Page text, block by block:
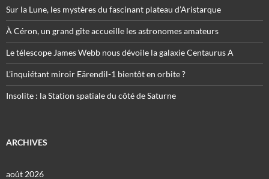
Sur la Lune, les mystères du fascinant plateau d’Aristarque
À Céron, un grand gîte accueille les astronomes amateurs
Le télescope James Webb nous dévoile la galaxie Centaurus A
L’inquiétant miroir Eärendil-1 bientôt en orbite ?
Insolite : la Station spatiale du côté de Saturne
ARCHIVES
août 2026